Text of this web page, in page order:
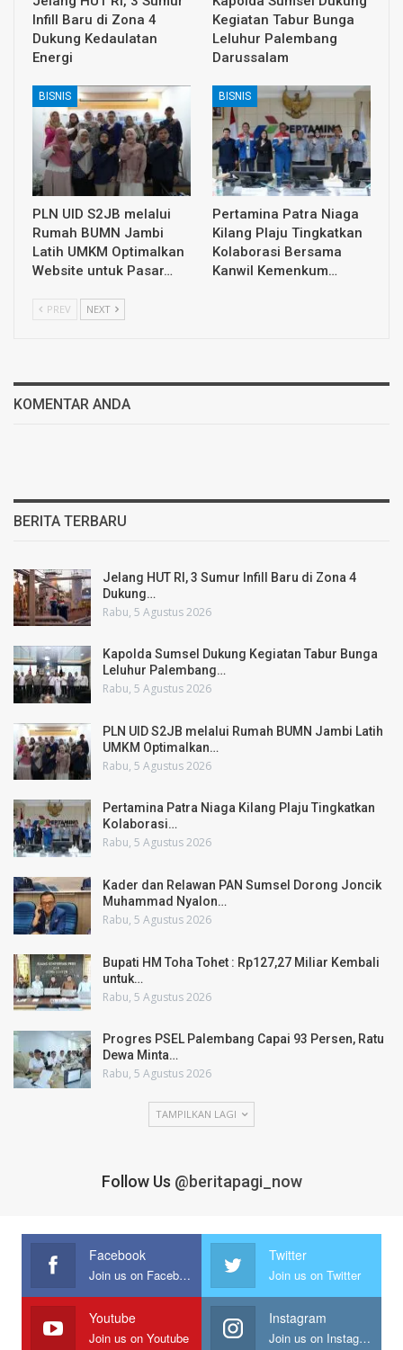
Infill Baru di Zona 4
Dukung Kedaulatan
Energi
Kegiatan Tabur Bunga
Leluhur Palembang
Darussalam
BISNIS
PLN UID S2JB melalui
Rumah BUMN Jambi
Latih UMKM Optimalkan
Website untuk Pasar…
BISNIS
Pertamina Patra Niaga
Kilang Plaju Tingkatkan
Kolaborasi Bersama
Kanwil Kemenkum…
PREV NEXT
KOMENTAR ANDA
BERITA TERBARU
Jelang HUT RI, 3 Sumur Infill Baru di Zona 4
Dukung…
Rabu, 5 Agustus 2026
Kapolda Sumsel Dukung Kegiatan Tabur Bunga
Leluhur Palembang…
Rabu, 5 Agustus 2026
PLN UID S2JB melalui Rumah BUMN Jambi Latih
UMKM Optimalkan…
Rabu, 5 Agustus 2026
Pertamina Patra Niaga Kilang Plaju Tingkatkan
Kolaborasi…
Rabu, 5 Agustus 2026
Kader dan Relawan PAN Sumsel Dorong Joncik
Muhammad Nyalon…
Rabu, 5 Agustus 2026
Bupati HM Toha Tohet : Rp127,27 Miliar Kembali
untuk…
Rabu, 5 Agustus 2026
Progres PSEL Palembang Capai 93 Persen, Ratu
Dewa Minta…
Rabu, 5 Agustus 2026
TAMPILKAN LAGI
Follow Us @beritapagi_now
Facebook
Join us on Facebook
Twitter
Join us on Twitter
Youtube
Join us on Youtube
Instagram
Join us on Instagram